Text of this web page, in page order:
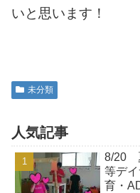
いと思います！
未分類
人気記事
8/20
等デ
育・